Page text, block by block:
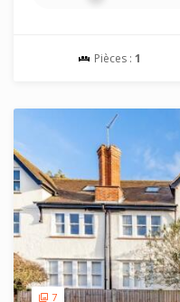
Pièces : 1
7